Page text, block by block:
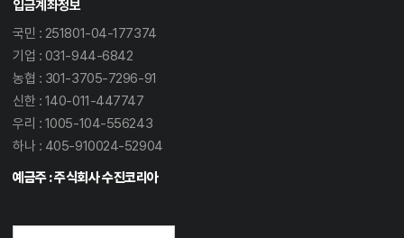
입금계좌정보
국민 : 251801-04-177374
기업 : 031-944-6842
농협 : 301-3705-7296-91
신한 : 140-011-447747
우리 : 1005-104-556243
하나 : 405-910024-52904
예금주 : 주식회사 수진코리아